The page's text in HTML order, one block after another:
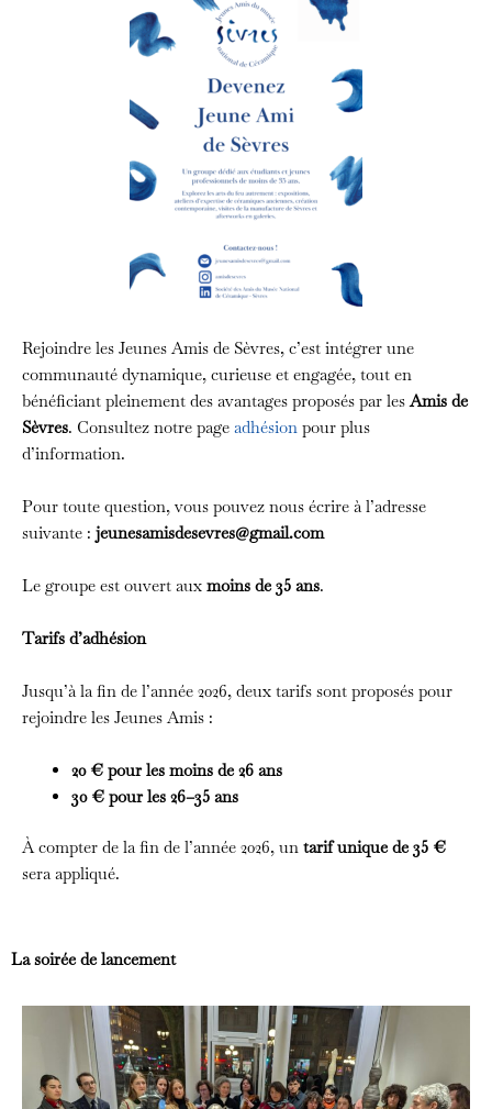
Rejoindre les Jeunes Amis de Sèvres, c’est intégrer une
communauté dynamique, curieuse et engagée, tout en
bénéficiant pleinement des avantages proposés par les Amis de
Sèvres. Consultez notre page adhésion pour plus
d’information.
Pour toute question, vous pouvez nous écrire à l’adresse
suivante : jeunesamisdesevres@gmail.com
Le groupe est ouvert aux moins de 35 ans.
Tarifs d’adhésion
Jusqu’à la fin de l’année 2026, deux tarifs sont proposés pour
rejoindre les Jeunes Amis :
20 € pour les moins de 26 ans
30 € pour les 26–35 ans
À compter de la fin de l’année 2026, un tarif unique de 35 €
sera appliqué.
La soirée de lancement